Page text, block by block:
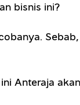
bisnis ini?
Anteraja